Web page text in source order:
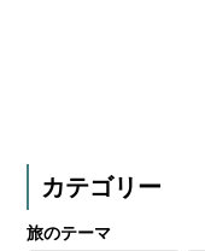
カテゴリー
旅のテーマ